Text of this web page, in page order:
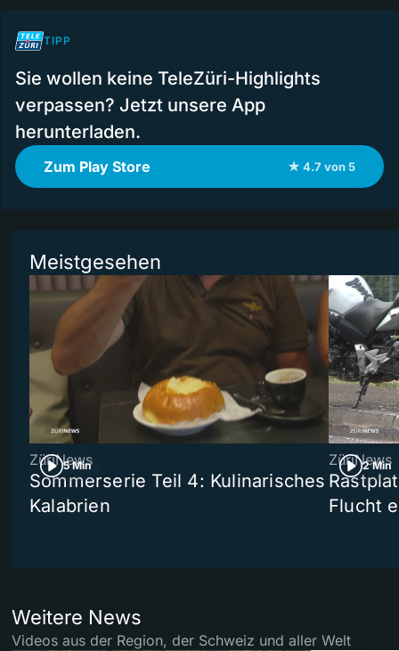
TIPP
Sie wollen keine TeleZüri-Highlights
verpassen? Jetzt unsere App
herunterladen.
Zum Play Store ★ 4.7 von 5
Meistgesehen
5 Min
ZüriNews
Sommerserie Teil 4: Kulinarisches
Kalabrien
2 Min
ZüriNews
Flucht
Weitere News
Videos aus der Region, der Schweiz und aller Welt